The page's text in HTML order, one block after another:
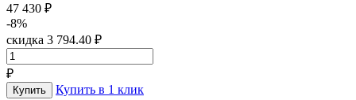
47 430 ₽
-8%
скидка 3 794.40 ₽
₽
Купить в 1 клик